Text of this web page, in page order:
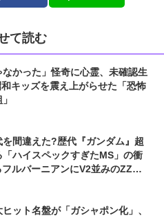
て読む
なかった」怪奇に心霊、未確認生
キッズを震え上がらせた「恐怖
間違えた?歴代『ガンダム』超
ハイスペックすぎたMS」の衝
ット名盤が「ガシャポン化」、